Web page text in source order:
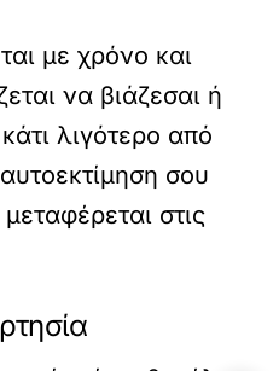
με χρόνο και
να βιάζεσαι ή
λιγότερο από
σου
στις